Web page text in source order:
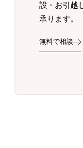
設・お引越
承ります。
無料で相談